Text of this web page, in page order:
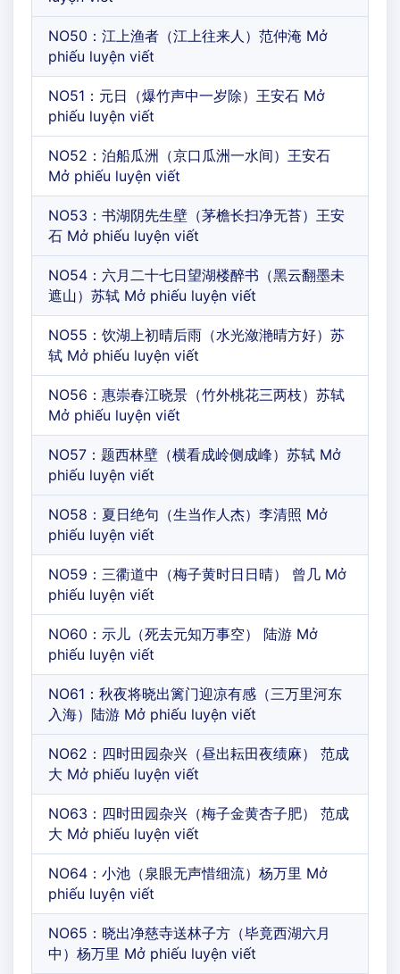
NO50：江上渔者（江上往来人）范仲淹 Mở
phiếu luyện viết
NO51：元日（爆竹声中一岁除）王安石 Mở
phiếu luyện viết
NO52：泊船瓜洲（京口瓜洲一水间）王安石
Mở phiếu luyện viết
NO53：书湖阴先生壁（茅檐长扫净无苔）王安
石 Mở phiếu luyện viết
NO54：六月二十七日望湖楼醉书（黑云翻墨未
遮山）苏轼 Mở phiếu luyện viết
NO55：饮湖上初晴后雨（水光潋滟晴方好）苏
轼 Mở phiếu luyện viết
NO56：惠崇春江晓景（竹外桃花三两枝）苏轼
Mở phiếu luyện viết
NO57：题西林壁（横看成岭侧成峰）苏轼 Mở
phiếu luyện viết
NO58：夏日绝句（生当作人杰）李清照 Mở
phiếu luyện viết
NO59：三衢道中（梅子黄时日日晴） 曾几 Mở
phiếu luyện viết
NO60：示儿（死去元知万事空） 陆游 Mở
phiếu luyện viết
NO61：秋夜将晓出篱门迎凉有感（三万里河东
入海）陆游 Mở phiếu luyện viết
NO62：四时田园杂兴（昼出耘田夜绩麻） 范成
大 Mở phiếu luyện viết
NO63：四时田园杂兴（梅子金黄杏子肥） 范成
大 Mở phiếu luyện viết
NO64：小池（泉眼无声惜细流）杨万里 Mở
phiếu luyện viết
NO65：晓出净慈寺送林子方（毕竟西湖六月
中）杨万里 Mở phiếu luyện viết